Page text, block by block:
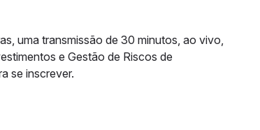
uma transmissão de 30 minutos, ao vivo,
e Gestão de Riscos de
se inscrever.